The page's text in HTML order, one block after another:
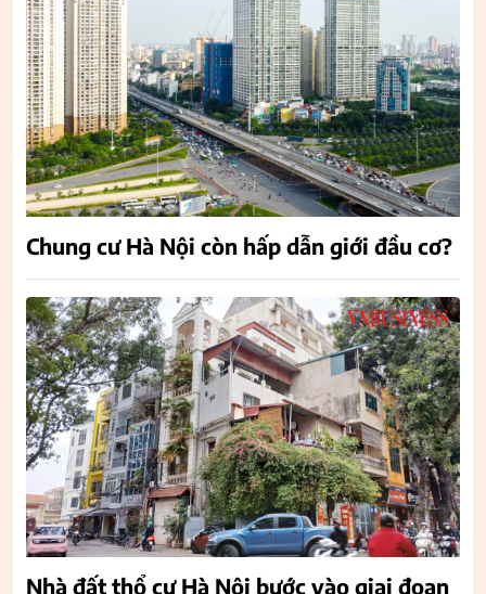
Chung cư Hà Nội còn hấp dẫn giới đầu cơ?
Nhà đất thổ cư Hà Nội bước vào giai đoạn